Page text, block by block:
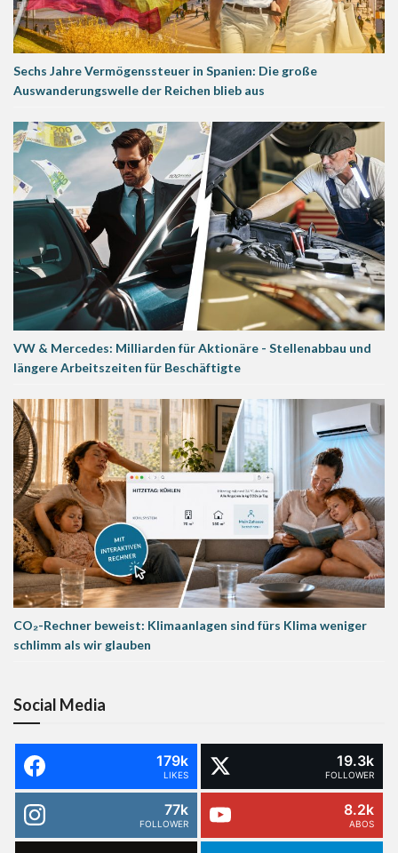
Sechs Jahre Vermögenssteuer in Spanien: Die große
Auswanderungswelle der Reichen blieb aus
VW & Mercedes: Milliarden für Aktionäre - Stellenabbau und
längere Arbeitszeiten für Beschäftigte
CO₂-Rechner beweist: Klimaanlagen sind fürs Klima weniger
schlimm als wir glauben
Social Media
179k
LIKES
19.3k
FOLLOWER
77k
FOLLOWER
8.2k
ABOS